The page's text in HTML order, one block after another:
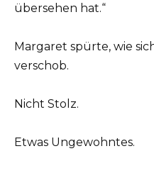
übersehen hat.“
Margaret spürte, wie
verschob.
Nicht Stolz.
Etwas Ungewohntes.